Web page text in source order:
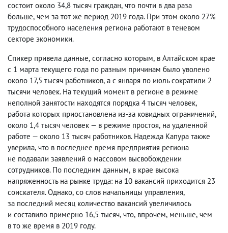
состоит около 34,8 тысяч граждан, что почти в два раза
больше, чем за тот же период 2019 года. При этом около 27%
трудоспособного населения региона работают в теневом
секторе экономики.
Спикер привела данные, согласно которым, в Алтайском крае
с 1 марта текущего года по разным причинам было уволено
около 17,5 тысяч работников, а с января по июль сократили 2
тысячи человек. На текущий момент в регионе в режиме
неполной занятости находятся порядка 4 тысяч человек,
работа которых приостановлена из-за ковидных ограничений,
около 1,4 тысяч человек — в режиме простоя, на удаленной
работе — около 13 тысяч работников. Надежда Капура также
уверила, что в последнее время предприятия региона
не подавали заявлений о массовом высвобождении
сотрудников. По последним данным, в крае высока
напряженность на рынке труда: на 10 вакансий приходится 23
соискателя. Однако, со слов начальницы управления,
за последний месяц количество вакансий увеличилось
и составило примерно 16,5 тысяч, что, впрочем, меньше, чем
в то же время в 2019 году.